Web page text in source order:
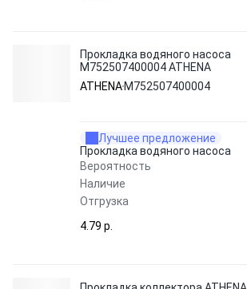
Прокладка водяного насоса
M752507400004 ATHENA
ATHENA M752507400004
Лучшее предложение
Прокладка водяного насоса
Вероятность
Наличие
Отгрузка
4.79 p.